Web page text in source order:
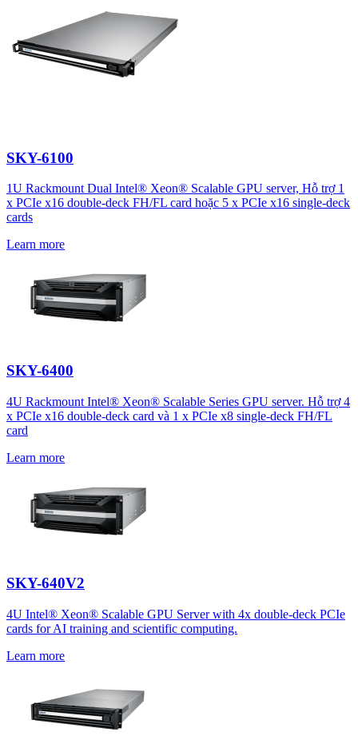
SKY-6100
1U Rackmount Dual Intel® Xeon® Scalable GPU server, Hỗ trợ 1
x PCIe x16 double-deck FH/FL card hoặc 5 x PCIe x16 single-deck
cards
Learn more
SKY-6400
4U Rackmount Intel® Xeon® Scalable Series GPU server. Hỗ trợ 4
x PCIe x16 double-deck card và 1 x PCIe x8 single-deck FH/FL
card
Learn more
SKY-640V2
4U Intel® Xeon® Scalable GPU Server with 4x double-deck PCIe
cards for AI training and scientific computing.
Learn more